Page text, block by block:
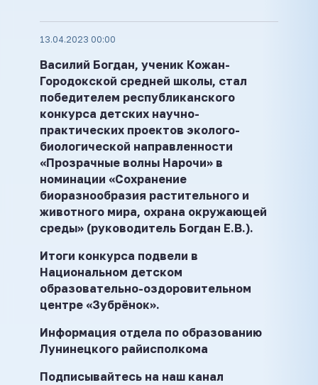
13.04.2023 00:00
Василий Богдан, ученик Кожан-
Городокской средней школы, стал
победителем республиканского
конкурса детских научно-
практических проектов эколого-
биологической направленности
«Прозрачные волны Нарочи» в
номинации «Сохранение
биоразнообразия растительного и
животного мира, охрана окружающей
среды» (руководитель Богдан Е.В.).
Итоги конкурса подвели в
Национальном детском
образовательно-оздоровительном
центре «Зубрёнок».
Информация отдела по образованию
Лунинецкого райисполкома
Подписывайтесь на наш канал